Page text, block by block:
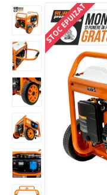
STOC EPUIZAT